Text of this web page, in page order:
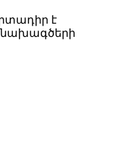
է
նախագծերի